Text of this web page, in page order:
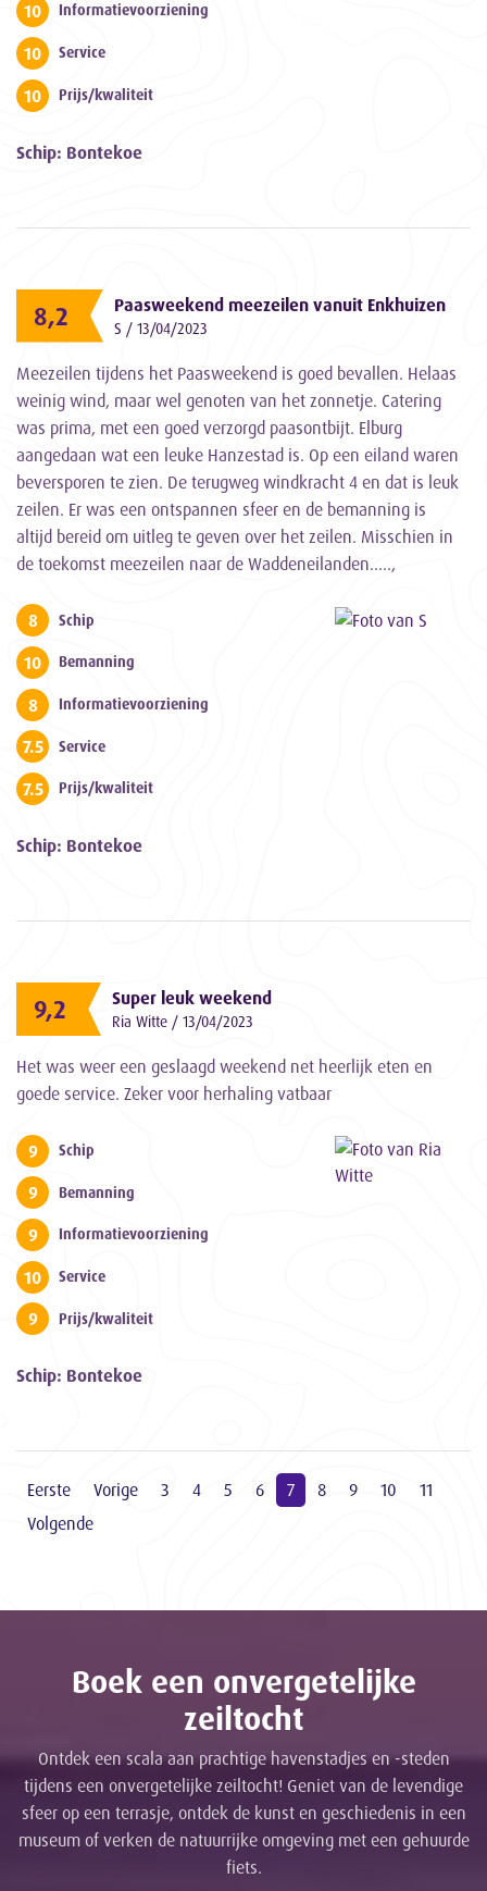
10 Informatievoorziening
10 Service
10 Prijs/kwaliteit
Schip: Bontekoe
8,2 Paasweekend meezeilen vanuit Enkhuizen
S / 13/04/2023
Meezeilen tijdens het Paasweekend is goed bevallen. Helaas
weinig wind, maar wel genoten van het zonnetje. Catering
was prima, met een goed verzorgd paasontbijt. Elburg
aangedaan wat een leuke Hanzestad is. Op een eiland waren
beversporen te zien. De terugweg windkracht 4 en dat is leuk
zeilen. Er was een ontspannen sfeer en de bemanning is
altijd bereid om uitleg te geven over het zeilen. Misschien in
de toekomst meezeilen naar de Waddeneilanden…..,
8 Schip
10 Bemanning
8 Informatievoorziening
7.5 Service
7.5 Prijs/kwaliteit
Schip: Bontekoe
9,2 Super leuk weekend
Ria Witte / 13/04/2023
Het was weer een geslaagd weekend net heerlijk eten en
goede service. Zeker voor herhaling vatbaar
9 Schip
9 Bemanning
9 Informatievoorziening
10 Service
9 Prijs/kwaliteit
Schip: Bontekoe
Eerste Vorige 3 4 5 6 7 8 9 10
11
Volgende
Boek een onvergetelijke
zeiltocht
Ontdek een scala aan prachtige havenstadjes en -steden
tijdens een onvergetelijke zeiltocht! Geniet van de levendige
sfeer op een terrasje, ontdek de kunst en geschiedenis in een
museum of verken de natuurrijke omgeving met een gehuurde
fiets.